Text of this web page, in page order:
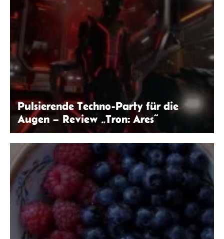
Pulsierende Techno-Party für die
Augen – Review „Tron: Ares“